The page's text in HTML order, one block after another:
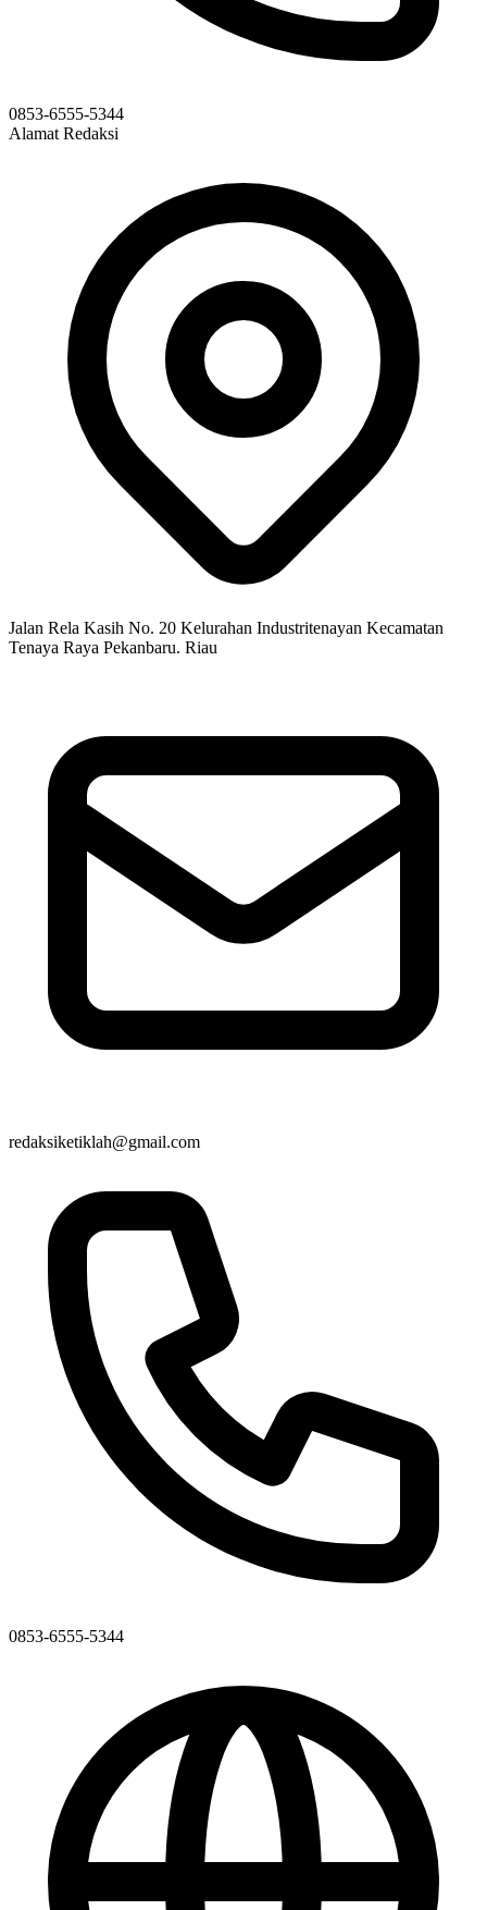
0853-6555-5344
Alamat Redaksi
Jalan Rela Kasih No. 20 Kelurahan Industritenayan Kecamatan
Tenaya Raya Pekanbaru. Riau
redaksiketiklah@gmail.com
0853-6555-5344